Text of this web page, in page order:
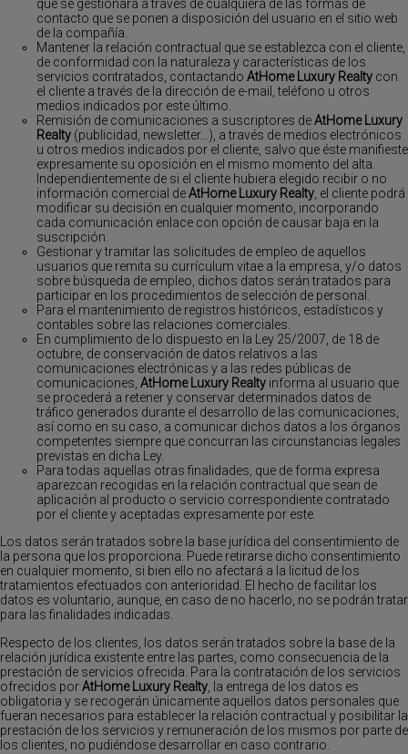
que se gestionará a través de cualquiera de las formas de
contacto que se ponen a disposición del usuario en el sitio web
de la compañía.
Mantener la relación contractual que se establezca con el cliente,
de conformidad con la naturaleza y características de los
servicios contratados, contactando AtHome Luxury Realty con
el cliente a través de la dirección de e-mail, teléfono u otros
medios indicados por este último.
Remisión de comunicaciones a suscriptores deAtHome Luxury
Realty (publicidad, newsletter…), a través de medios electrónicos
u otros medios indicados por el cliente, salvo que éste manifieste
expresamente su oposición en el mismo momento del alta.
Independientemente de si el cliente hubiera elegido recibir o no
información comercial deAtHome Luxury Realty , el cliente podrá
modificar su decisión en cualquier momento, incorporando
cada comunicación enlace con opción de causar baja en la
suscripción.
Gestionar y tramitar las solicitudes de empleo de aquellos
usuarios que remita su currículum vitae a la empresa, y/o datos
sobre búsqueda de empleo, dichos datos serán tratados para
participar en los procedimientos de selección de personal.
Para el mantenimiento de registros históricos, estadísticos y
contables sobre las relaciones comerciales.
En cumplimiento de lo dispuesto en la Ley 25/2007, de 18 de
octubre, de conservación de datos relativos a las
comunicaciones electrónicas y a las redes públicas de
comunicaciones, AtHome Luxury Realty informa al usuario que
se procederá a retener y conservar determinados datos de
tráfico generados durante el desarrollo de las comunicaciones,
así como en su caso, a comunicar dichos datos a los órganos
competentes siempre que concurran las circunstancias legales
previstas en dicha Ley.
Para todas aquellas otras finalidades, que de forma expresa
aparezcan recogidas en la relación contractual que sean de
aplicación al producto o servicio correspondiente contratado
por el cliente y aceptadas expresamente por este.
Los datos serán tratados sobre la base jurídica del consentimiento de
la persona que los proporciona. Puede retirarse dicho consentimiento
en cualquier momento, si bien ello no afectará a la licitud de los
tratamientos efectuados con anterioridad. El hecho de facilitar los
datos es voluntario, aunque, en caso de no hacerlo, no se podrán tratar
para las finalidades indicadas.
Respecto de los clientes, los datos serán tratados sobre la base de la
relación jurídica existente entre las partes, como consecuencia de la
prestación de servicios ofrecida. Para la contratación de los servicios
ofrecidos porAtHome Luxury Realty , la entrega de los datos es
obligatoria y se recogerán únicamente aquellos datos personales que
fueran necesarios para establecer la relación contractual y posibilitar la
prestación de los servicios y remuneración de los mismos por parte de
los clientes, no pudiéndose desarrollar en caso contrario.